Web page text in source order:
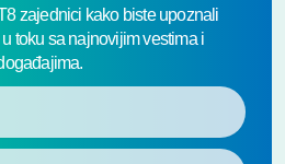
zajednici kako biste upoznali
toku sa najnovijim vestima i